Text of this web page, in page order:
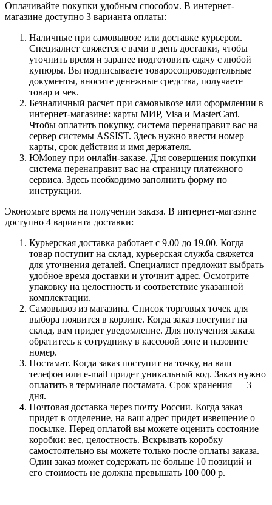
Оплачивайте покупки удобным способом. В интернет-
магазине доступно 3 варианта оплаты:
Наличные при самовывозе или доставке курьером.
Специалист свяжется с вами в день доставки, чтобы
уточнить время и заранее подготовить сдачу с любой
купюры. Вы подписываете товаросопроводительные
документы, вносите денежные средства, получаете
товар и чек.
Безналичный расчет при самовывозе или оформлении в
интернет-магазине: карты МИР, Visa и MasterCard.
Чтобы оплатить покупку, система перенаправит вас на
сервер системы ASSIST. Здесь нужно ввести номер
карты, срок действия и имя держателя.
ЮMoney при онлайн-заказе. Для совершения покупки
система перенаправит вас на страницу платежного
сервиса. Здесь необходимо заполнить форму по
инструкции.
Экономьте время на получении заказа. В интернет-магазине
доступно 4 варианта доставки:
Курьерская доставка работает с 9.00 до 19.00. Когда
товар поступит на склад, курьерская служба свяжется
для уточнения деталей. Специалист предложит выбрать
удобное время доставки и уточнит адрес. Осмотрите
упаковку на целостность и соответствие указанной
комплектации.
Самовывоз из магазина. Список торговых точек для
выбора появится в корзине. Когда заказ поступит на
склад, вам придет уведомление. Для получения заказа
обратитесь к сотруднику в кассовой зоне и назовите
номер.
Постамат. Когда заказ поступит на точку, на ваш
телефон или e-mail придет уникальный код. Заказ нужно
оплатить в терминале постамата. Срок хранения — 3
дня.
Почтовая доставка через почту России. Когда заказ
придет в отделение, на ваш адрес придет извещение о
посылке. Перед оплатой вы можете оценить состояние
коробки: вес, целостность. Вскрывать коробку
самостоятельно вы можете только после оплаты заказа.
Один заказ может содержать не больше 10 позиций и
его стоимость не должна превышать 100 000 р.